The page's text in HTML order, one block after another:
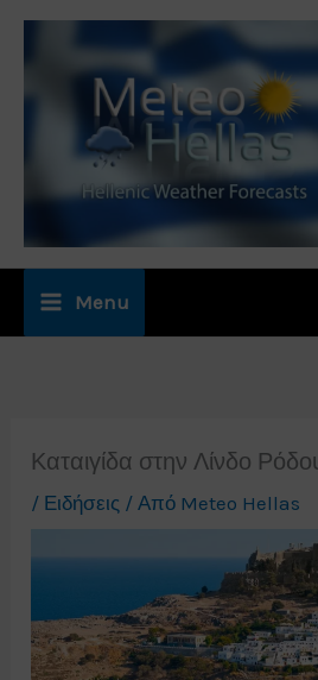
Μετάβαση
περιεχόμενο
Menu
Καταιγίδα στην Λίνδο
/ Ειδήσεις / Από Meteo Hellas